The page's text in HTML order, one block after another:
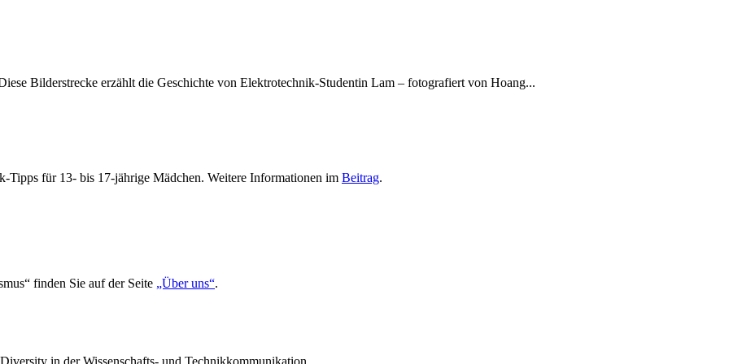
Bilderstrecke erzählt die Geschichte von Elektrotechnik-Studentin Lam – fotografiert von Hoang...
Tipps für 13- bis 17-jährige Mädchen. Weitere Informationen im Beitrag.
finden Sie auf der Seite „Über uns“.